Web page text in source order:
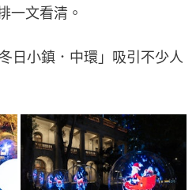
一文看清。
小鎮．中環」吸引不少人